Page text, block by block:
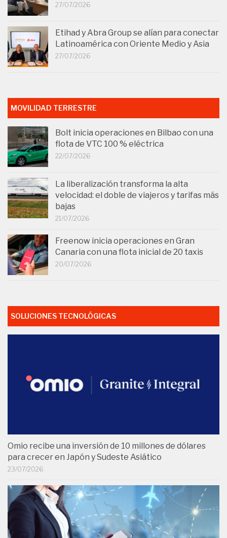
27/07/2026
Etihad y Abra Group se alían para conectar
Latinoamérica con Oriente Medio y Asia
27/07/2026
MOVILIDAD TERRESTRE
Bolt inicia operaciones en Bilbao con una
flota de VTC 100 % eléctrica
22/07/2026
La liberalización transforma la alta
velocidad: el doble de viajeros y tarifas más
bajas
21/07/2026
Freenow inicia operaciones en Gran
Canaria con una flota inicial de 20 taxis
20/07/2026
SOLUCIONES TECNOLÓGICAS
Omio recibe una inversión de 10 millones de dólares
para crecer en Japón y Sudeste Asiático
23/07/2026